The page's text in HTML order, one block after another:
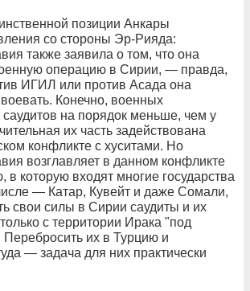
позиции Анкары
со стороны Эр-Рияда:
также заявила о том, что она
операцию в Сирии, — правда,
ИГИЛ или против Асада она
Конечно, военных
на порядок меньше, чем у
их часть задействована
конфликте с хуситами. Но
возглавляет в данном конфликте
в которую входят многие государства
— Катар, Кувейт и даже Сомали,
свои силы в Сирии саудиты и их
с территории Ирака "под
их в Турцию и
— задача для них практически